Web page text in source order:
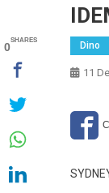
Dino
11
0SHARES